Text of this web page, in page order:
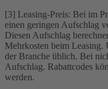
[3] Leasing-Preis: Bei im
einen geringen Aufschlag
Diesen Aufschlag
Mehrkosten beim Leasing.
der Branche üblich. Bei
Aufschlag. Rabattcodes
werden.